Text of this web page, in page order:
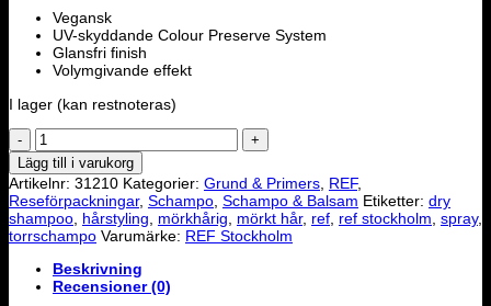
Vegansk
UV-skyddande Colour Preserve System
Glansfri finish
Volymgivande effekt
I lager (kan restnoteras)
REF
-
Dry
Shampoo
75ml
mängd
Lägg till i varukorg
Artikelnr: 31210 Kategorier: Grund & Primers REF,
Reseförpackningar, Schampo Schampo & Balsam Etiketter: dry
shampoo hårstyling mörkhårig mörkt hår, ref ref stockholm spray,
torrschampo Varumärke: REF Stockholm
Beskrivning
Recensioner (0)